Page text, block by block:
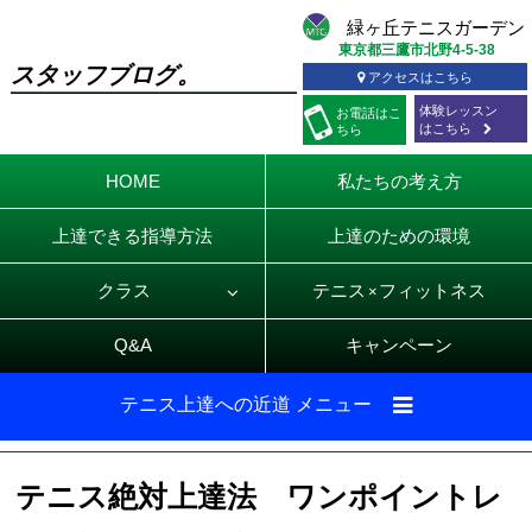
スタッフブログ。
お電話はこ
ちら
東京都三鷹市北野4-5-38
アクセスはこちら
体験レッスン
はこちら
HOME 私たちの考え方
上達できる指導方法 上達のための環境
クラス テニス × フィットネス
Q&A キャンペーン
テニス上達への近道 メニュー
テニス絶対上達法 ワンポイントレ